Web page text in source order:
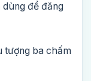
để đăng
tượng ba chấm